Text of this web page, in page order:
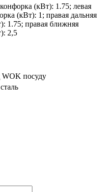
(кВт): 1.75; левая
(кВт): 1; правая дальняя
1.75; правая ближняя
2,5
WOK посуду